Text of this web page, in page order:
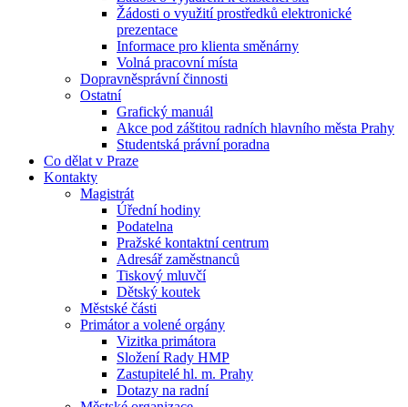
Žádosti o využití prostředků elektronické
prezentace
Informace pro klienta směnárny
Volná pracovní místa
Dopravněsprávní činnosti
Ostatní
Grafický manuál
Akce pod záštitou radních hlavního města Prahy
Studentská právní poradna
Co dělat v Praze
Kontakty
Magistrát
Úřední hodiny
Podatelna
Pražské kontaktní centrum
Adresář zaměstnanců
Tiskový mluvčí
Dětský koutek
Městské části
Primátor a volené orgány
Vizitka primátora
Složení Rady HMP
Zastupitelé hl. m. Prahy
Dotazy na radní